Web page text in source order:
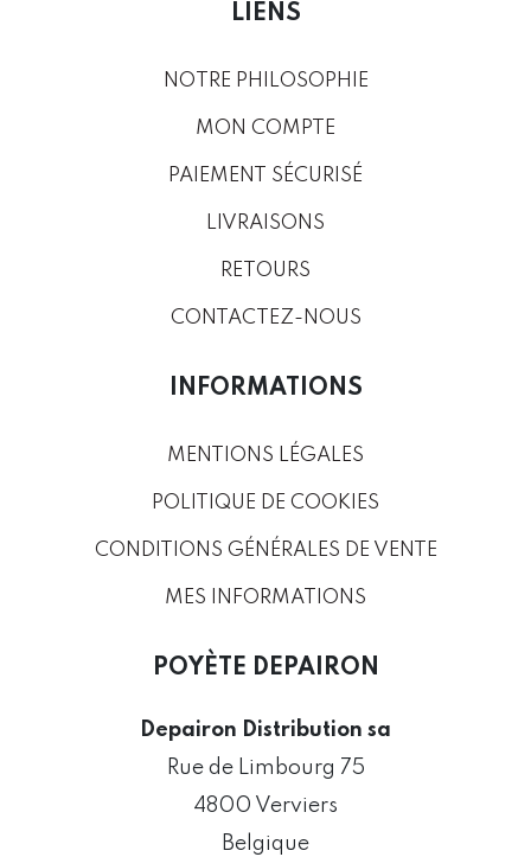
LIENS
NOTRE PHILOSOPHIE
MON COMPTE
PAIEMENT SÉCURISÉ
LIVRAISONS
RETOURS
CONTACTEZ-NOUS
INFORMATIONS
MENTIONS LÉGALES
POLITIQUE DE COOKIES
CONDITIONS GÉNÉRALES DE VENTE
MES INFORMATIONS
POYÈTE DEPAIRON
Depairon Distribution sa
Rue de Limbourg 75
4800 Verviers
Belgique